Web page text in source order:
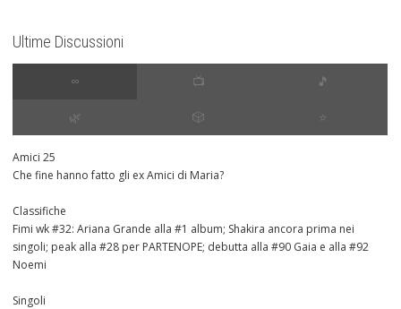
Ultime Discussioni
∞ 📺 🎵
🌿 🎲 ⭐️
Amici 25
Che fine hanno fatto gli ex Amici di Maria?
Classifiche
Fimi wk #32: Ariana Grande alla #1 album; Shakira ancora prima nei
singoli; peak alla #28 per PARTENOPE; debutta alla #90 Gaia e alla #92
Noemi
Singoli